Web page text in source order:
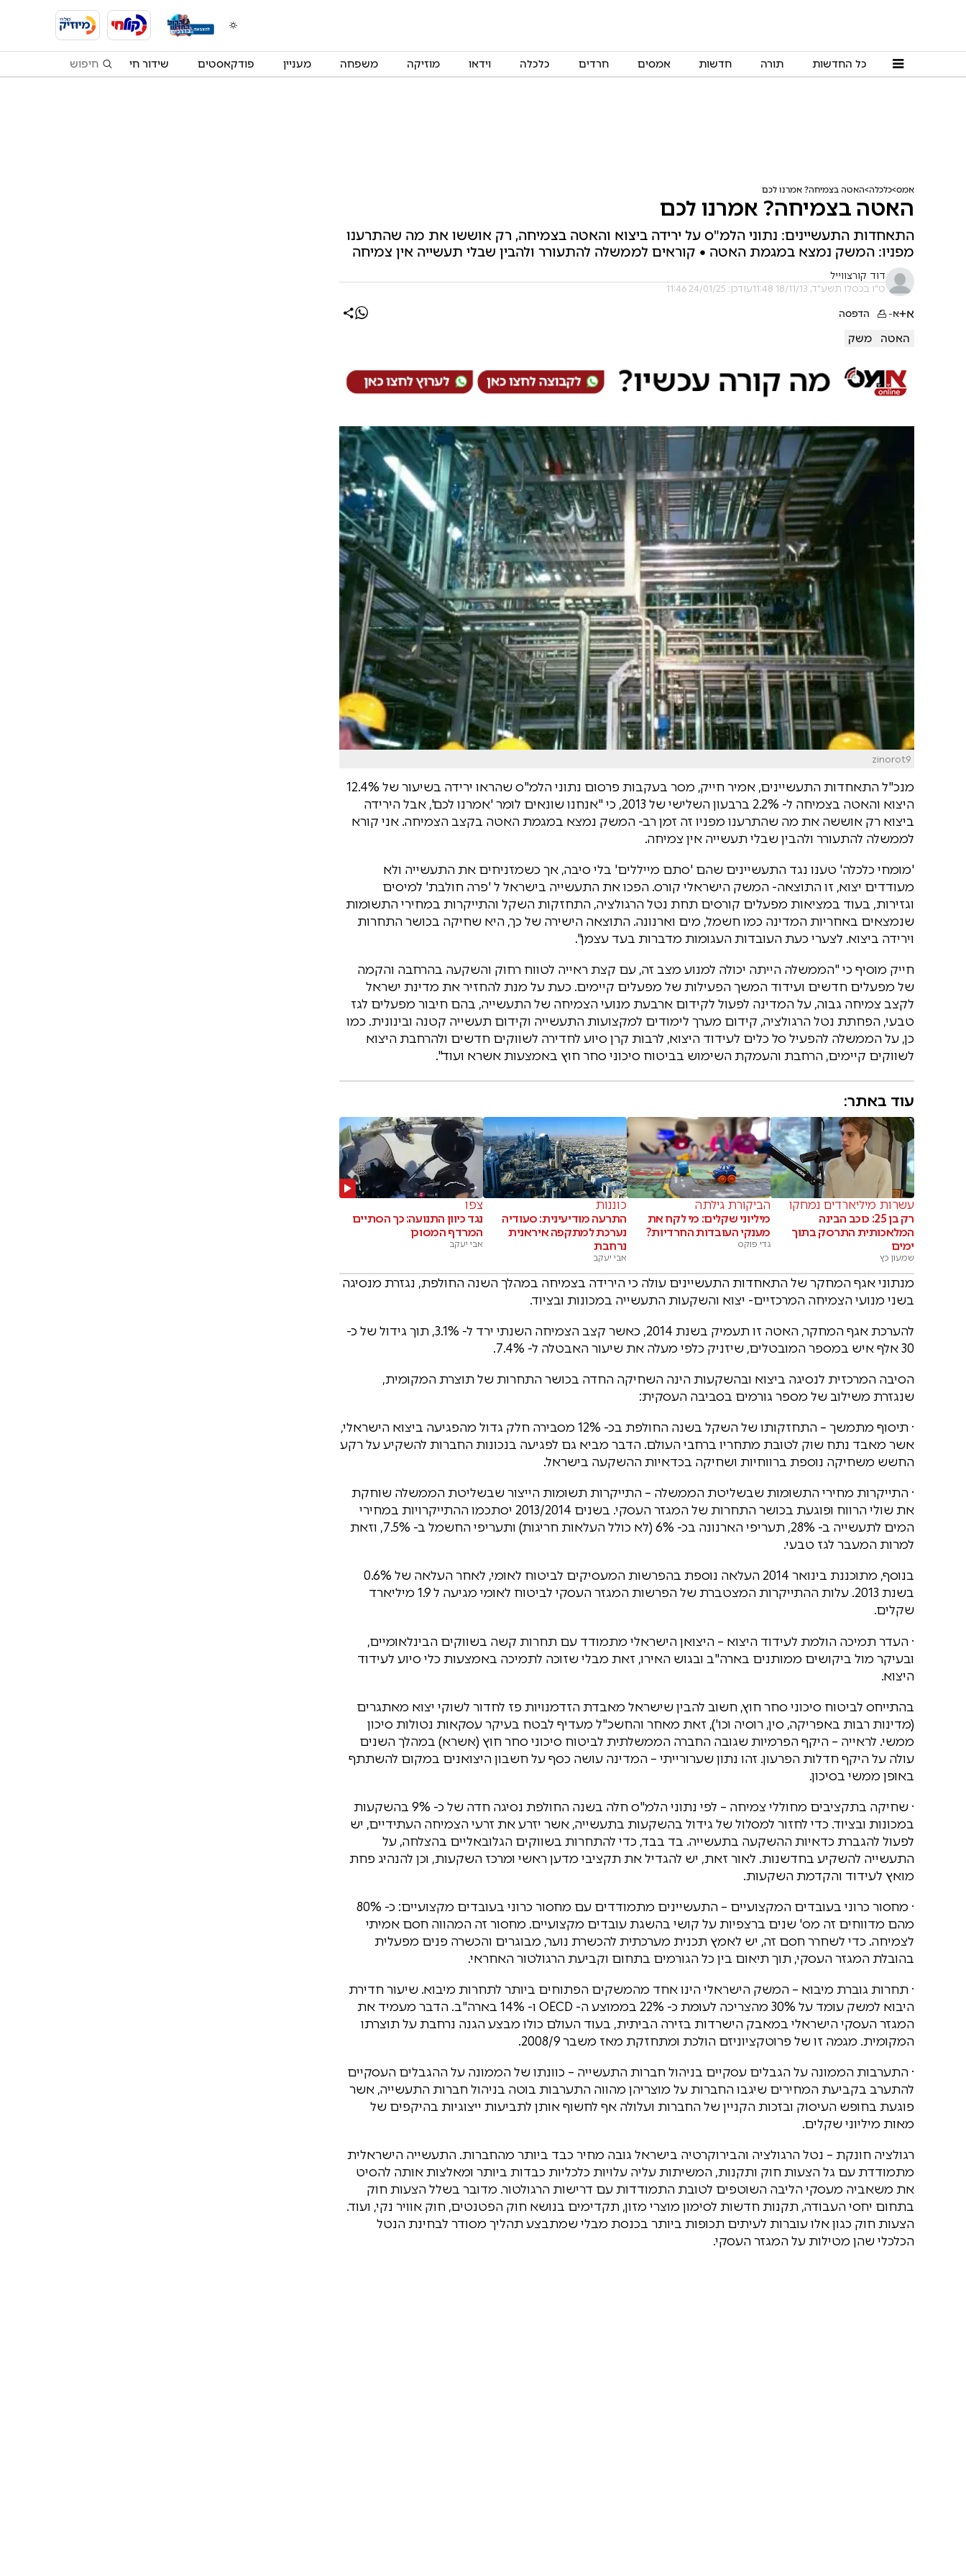
כל החדשות תורה חדשות אמסים חרדים כלכלה וידאו מוזיקה משפחה מעניין פודקאסטים שידור חי
אמס כלכלה האטה בצמיחה? אמרנו לכם
האטה בצמיחה? אמרנו לכם
התאחדות התעשיינים: נתוני הלמ"ס על ירידה ביצוא והאטה בצמיחה, רק אוששו את מה שהתרענו
מפניו: המשק נמצא במגמת האטה • קוראים לממשלה להתעורר ולהבין שבלי תעשייה אין צמיחה
דוד קורצווייל
ט"ו בכסלו תשע"ד, 18/11/13 11:48 עודכן: 24/01/25 11:46
א+א- הדפסה
האטה משק
zinorot9
מנכ"ל התאחדות התעשיינים, אמיר חייק, מסר בעקבות פרסום נתוני הלמ"ס שהראו ירידה בשיעור של 12.4%
היצוא והאטה בצמיחה ל- 2.2% ברבעון השלישי של 2013, כי "אנחנו שונאים לומר 'אמרנו לכם', אבל הירידה
ביצוא רק אוששה את מה שהתרענו מפניו זה זמן רב- המשק נמצא במגמת האטה בקצב הצמיחה. אני קורא
לממשלה להתעורר ולהבין שבלי תעשייה אין צמיחה.
'מומחי כלכלה' טענו נגד התעשיינים שהם 'סתם מייללים' בלי סיבה, אך כשמזניחים את התעשייה ולא
מעודדים יצוא, זו התוצאה- המשק הישראלי קורס. הפכו את התעשייה בישראל ל 'פרה חולבת' למיסים
וגזירות, בעוד במציאות מפעלים קורסים תחת נטל הרגולציה, התחזקות השקל והתייקרות במחירי התשומות
שנמצאים באחריות המדינה כמו חשמל, מים וארנונה. התוצאה הישירה של כך, היא שחיקה בכושר התחרות
וירידה ביצוא. לצערי כעת העובדות העגומות מדברות בעד עצמן".
חייק מוסיף כי "הממשלה הייתה יכולה למנוע מצב זה, עם קצת ראייה לטווח רחוק והשקעה בהרחבה והקמה
של מפעלים חדשים ועידוד המשך הפעילות של מפעלים קיימים. כעת על מנת להחזיר את מדינת ישראל
לקצב צמיחה גבוה, על המדינה לפעול לקידום ארבעת מנועי הצמיחה של התעשייה, בהם חיבור מפעלים לגז
טבעי, הפחתת נטל הרגולציה, קידום מערך לימודים למקצועות התעשייה וקידום תעשייה קטנה ובינונית. כמו
כן, על הממשלה להפעיל סל כלים לעידוד היצוא, לרבות קרן סיוע לחדירה לשווקים חדשים ולהרחבת היצוא
לשווקים קיימים, הרחבת והעמקת השימוש בביטוח סיכוני סחר חוץ באמצעות אשרא ועוד".
עוד באתר:
עשרות מיליארדים נמחקו
רק בן 25: כוכב הבינה
המלאכותית התרסק בתוך
ימים
שמעון כץ
הביקורת גילתה
מיליוני שקלים: מי לקח את
מענקי העובדות החרדיות?
גדי פוקס
כוננות
התרעה מודיעינית: סעודיה
נערכת למתקפה איראנית
נרחבת
אבי יעקב
צפו
נגד כיוון התנועה: כך הסתיים
המרדף המסוכן
אבי יעקב
מנתוני אגף המחקר של התאחדות התעשיינים עולה כי הירידה בצמיחה במהלך השנה החולפת, נגזרת מנסיגה
בשני מנועי הצמיחה המרכזיים- יצוא והשקעות התעשייה במכונות ובציוד.
להערכת אגף המחקר, האטה זו תעמיק בשנת 2014, כאשר קצב הצמיחה השנתי ירד ל- 3.1%, תוך גידול של כ-
30 אלף איש במספר המובטלים, שיזניק כלפי מעלה את שיעור האבטלה ל- 7.4%.
הסיבה המרכזית לנסיגה ביצוא ובהשקעות הינה השחיקה החדה בכושר התחרות של תוצרת המקומית,
שנגזרת משילוב של מספר גורמים בסביבה העסקית:
· תיסוף מתמשך – התחזקותו של השקל בשנה החולפת בכ- 12% מסבירה חלק גדול מהפגיעה ביצוא הישראלי,
אשר מאבד נתח שוק לטובת מתחריו ברחבי העולם. הדבר מביא גם לפגיעה בנכונות החברות להשקיע על רקע
החשש משחיקה נוספת ברווחיות ושחיקה בכדאיות ההשקעה בישראל.
· התייקרות מחירי התשומות שבשליטת הממשלה – התייקרות תשומות הייצור שבשליטת הממשלה שוחקת
את שולי הרווח ופוגעת בכושר התחרות של המגזר העסקי. בשנים 2013/2014 יסתכמו ההתייקרויות במחירי
המים לתעשייה ב- 28%, תעריפי הארנונה בכ- 6% (לא כולל העלאות חריגות) ותעריפי החשמל ב- 7.5%, וזאת
למרות המעבר לגז טבעי.
בנוסף, מתוכננת בינואר 2014 העלאה נוספת בהפרשות המעסיקים לביטוח לאומי, לאחר העלאה של 0.6%
בשנת 2013. עלות ההתייקרות המצטברת של הפרשות המגזר העסקי לביטוח לאומי מגיעה ל 1.9 מיליארד
שקלים.
· העדר תמיכה הולמת לעידוד היצוא – היצואן הישראלי מתמודד עם תחרות קשה בשווקים הבינלאומיים,
ובעיקר מול ביקושים ממותנים בארה"ב ובגוש האירו, זאת מבלי שזוכה לתמיכה באמצעות כלי סיוע לעידוד
היצוא.
בהתייחס לביטוח סיכוני סחר חוץ, חשוב להבין שישראל מאבדת הזדמנויות פז לחדור לשוקי יצוא מאתגרים
(מדינות רבות באפריקה, סין, רוסיה וכו'), זאת מאחר והחשכ"ל מעדיף לבטח בעיקר עסקאות נטולות סיכון
ממשי. לראייה – היקף הפרמיות שגובה החברה הממשלתית לביטוח סיכוני סחר חוץ (אשרא) במהלך השנים
עולה על היקף חדלות הפרעון. זהו נתון שערורייתי – המדינה עושה כסף על חשבון היצואנים במקום להשתתף
באופן ממשי בסיכון.
· שחיקה בתקציבים מחוללי צמיחה – לפי נתוני הלמ"ס חלה בשנה החולפת נסיגה חדה של כ- 9% בהשקעות
במכונות ובציוד. כדי לחזור למסלול של גידול בהשקעות בתעשייה, אשר יזרע את זרעי הצמיחה העתידיים, יש
לפעול להגברת כדאיות ההשקעה בתעשייה. בד בבד, כדי להתחרות בשווקים הגלובאליים בהצלחה, על
התעשייה להשקיע בחדשנות. לאור זאת, יש להגדיל את תקציבי מדען ראשי ומרכז השקעות, וכן להנהיג פחת
מואץ לעידוד והקדמת השקעות.
· מחסור כרוני בעובדים המקצועיים – התעשיינים מתמודדים עם מחסור כרוני בעובדים מקצועיים: כ- 80%
מהם מדווחים זה מס' שנים ברצפיות על קושי בהשגת עובדים מקצועיים. מחסור זה המהווה חסם אמיתי
לצמיחה. כדי לשחרר חסם זה, יש לאמץ תכנית מערכתית להכשרת נוער, מבוגרים והכשרה פנים מפעלית
בהובלת המגזר העסקי, תוך תיאום בין כל הגורמים בתחום וקביעת הרגולטור האחראי.
· תחרות גוברת מיבוא – המשק הישראלי הינו אחד מהמשקים הפתוחים ביותר לתחרות מיבוא. שיעור חדירת
היבוא למשק עומד על 30% מהצריכה לעומת כ- 22% בממוצע ה- OECD ו- 14% בארה"ב. הדבר מעמיד את
המגזר העסקי הישראלי במאבק הישרדות בזירה הביתית, בעוד העולם כולו מבצע הגנה נרחבת על תוצרתו
המקומית. מגמה זו של פרוטקציוניזם הולכת ומתחזקת מאז משבר 2008/9.
· התערבות הממונה על הגבלים עסקיים בניהול חברות התעשייה – כוונתו של הממונה על ההגבלים העסקיים
להתערב בקביעת המחירים שיגבו החברות על מוצריהן מהווה התערבות בוטה בניהול חברות התעשייה, אשר
פוגעת בחופש העיסוק ובזכות הקניין של החברות ועלולה אף לחשוף אותן לתביעות ייצוגיות בהיקפים של
מאות מיליוני שקלים.
רגולציה חונקת – נטל הרגולציה והבירוקרטיה בישראל גובה מחיר כבד ביותר מהחברות. התעשייה הישראלית
מתמודדת עם גל הצעות חוק ותקנות, המשיתות עליה עלויות כלכליות כבדות ביותר ומאלצות אותה להסיט
את משאביה מעסקי הליבה השוטפים לטובת התמודדות עם דרישות הרגולטור. מדובר בשלל הצעות חוק
בתחום יחסי העבודה, תקנות חדשות לסימון מוצרי מזון, תקדימים בנושא חוק הפטנטים, חוק אוויר נקי, ועוד.
הצעות חוק כגון אלו עוברות לעיתים תכופות ביותר בכנסת מבלי שמתבצע תהליך מסודר לבחינת הנטל
הכלכלי שהן מטילות על המגזר העסקי.